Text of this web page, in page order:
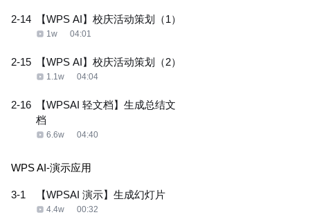
2-14 【WPS AI】校庆活动策划（1）
1w 04:01
2-15 【WPS AI】校庆活动策划（2）
1.1w 04:04
2-16
【WPSAI 轻文档】生成总结文
档
6.6w 04:40
WPS AI-演示应用
3-1 【WPSAI 演示】生成幻灯片
4.4w 00:32